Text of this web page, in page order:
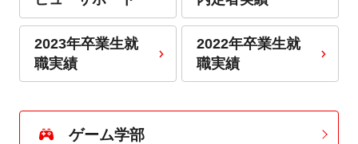
2023年卒業生就
職実績
2022年卒業生就
職実績
ゲーム学部